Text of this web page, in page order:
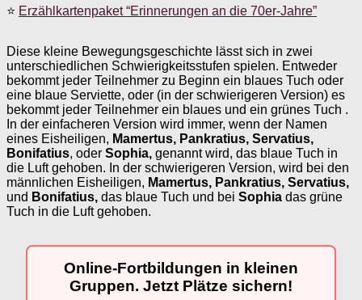
⭐ Erzählkartenpaket “Erinnerungen an die 70er-Jahre”
Diese kleine Bewegungsgeschichte lässt sich in zwei
unterschiedlichen Schwierigkeitsstufen spielen. Entweder
bekommt jeder Teilnehmer zu Beginn ein blaues Tuch oder
eine blaue Serviette, oder (in der schwierigeren Version) es
bekommt jeder Teilnehmer ein blaues und ein grünes Tuch .
In der einfacheren Version wird immer, wenn der Namen
eines Eisheiligen, Mamertus, Pankratius, Servatius,
Bonifatius, oder Sophia, genannt wird, das blaue Tuch in
die Luft gehoben. In der schwierigeren Version, wird bei den
männlichen Eisheiligen, Mamertus, Pankratius, Servatius,
und Bonifatius, das blaue Tuch und bei Sophia das grüne
Tuch in die Luft gehoben.
Online-Fortbildungen in kleinen
Gruppen. Jetzt Plätze sichern!